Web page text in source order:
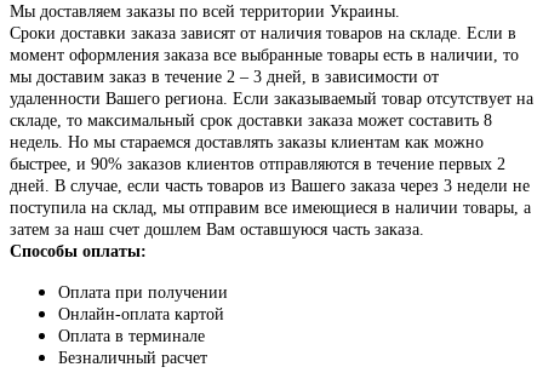
Мы доставляем заказы по всей территории Украины.
Сроки доставки заказа зависят от наличия товаров на складе. Если в
момент оформления заказа все выбранные товары есть в наличии, то
мы доставим заказ в течение 2 – 3 дней, в зависимости от
удаленности Вашего региона. Если заказываемый товар отсутствует на
складе, то максимальный срок доставки заказа может составить 8
недель. Но мы стараемся доставлять заказы клиентам как можно
быстрее, и 90% заказов клиентов отправляются в течение первых 2
дней. В случае, если часть товаров из Вашего заказа через 3 недели не
поступила на склад, мы отправим все имеющиеся в наличии товары, а
затем за наш счет дошлем Вам оставшуюся часть заказа.
Способы оплаты:
Оплата при получении
Онлайн-оплата картой
Оплата в терминале
Безналичный расчет